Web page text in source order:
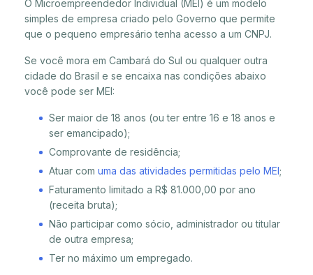
O Microempreendedor Individual (MEI) é um modelo
simples de empresa criado pelo Governo que permite
que o pequeno empresário tenha acesso a um CNPJ.
Se você mora em Cambará do Sul ou qualquer outra
cidade do Brasil e se encaixa nas condições abaixo
você pode ser MEI:
Ser maior de 18 anos (ou ter entre 16 e 18 anos e
ser emancipado);
Comprovante de residência;
Atuar com uma das atividades permitidas pelo MEI;
Faturamento limitado a R$ 81.000,00 por ano
(receita bruta);
Não participar como sócio, administrador ou titular
de outra empresa;
Ter no máximo um empregado.